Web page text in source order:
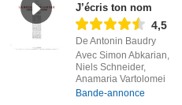
J’écris ton nom
4,5
De Antonin Baudry
Avec Simon Abkarian,
Niels Schneider,
Anamaria Vartolomei
Bande-annonce